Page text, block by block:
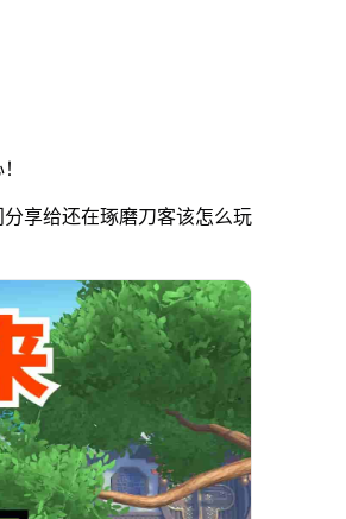
享给还在琢磨刀客该怎么玩